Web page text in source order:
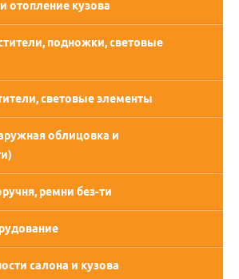
отопление кузова
подножки, световые
световые элементы
облицовка и
ремни без-ти
салона и кузова